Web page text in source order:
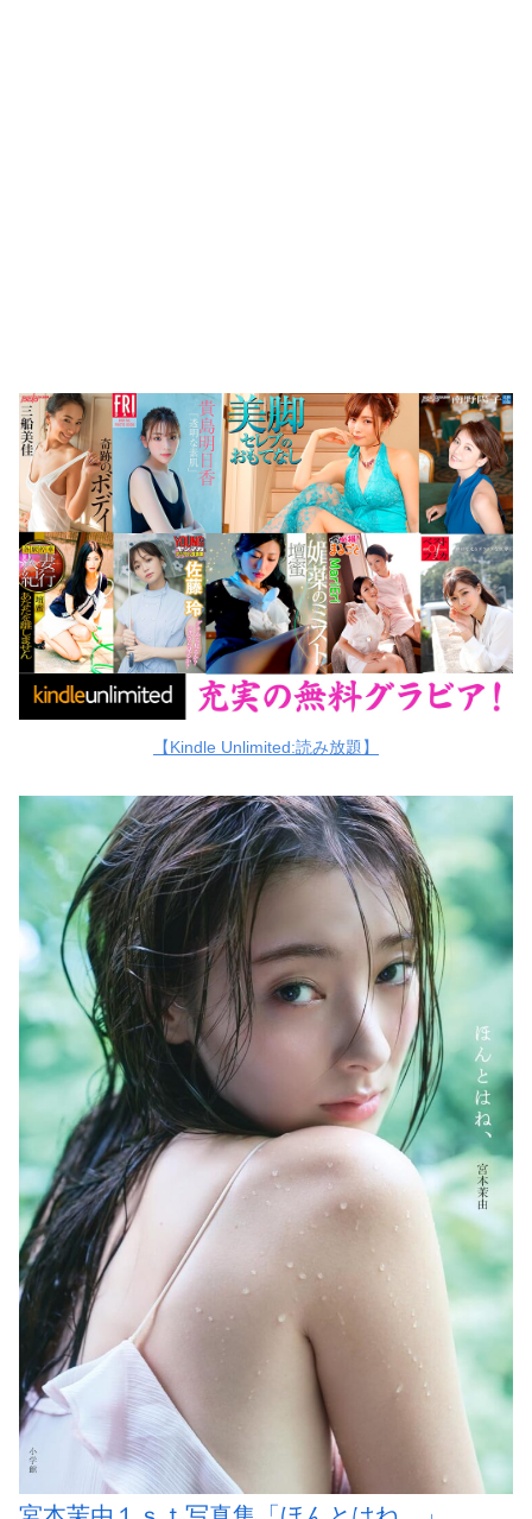
【Kindle Unlimited:読み放題】